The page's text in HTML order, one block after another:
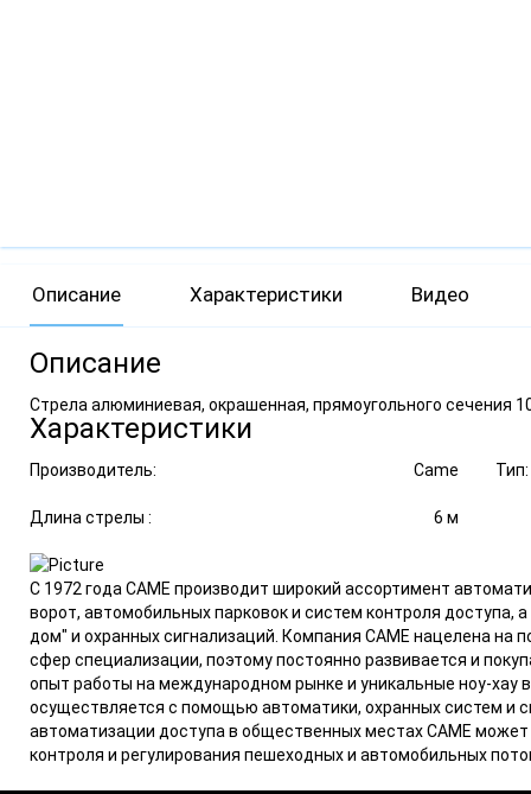
Описание Характеристики Видео
Описание
Стрела алюминиевая, окрашенная, прямоугольного сечения
Характеристики
Производитель: Came Тип:
Длина стрелы : 6 м
С 1972 года CAME производит широкий ассортимент
ворот, автомобильных парковок и систем контроля доступа,
дом" и охранных сигнализаций. Компания CAME нацелена на
сфер специализации, поэтому постоянно развивается и
опыт работы на международном рынке и уникальные ноу-хау
осуществляется с помощью автоматики, охранных систем и
автоматизации доступа в общественных местах CAME
контроля и регулирования пешеходных и автомобильных